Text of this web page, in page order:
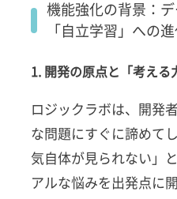
景：
デー
要望
に応
「自
立学
への
進化
機能強化の背景：
「自立学習」への
1. 開発の原点と「考える
ロジックラボは、開発
な問題にすぐに諦めて
気自体が見られない」
アルな悩みを出発点に